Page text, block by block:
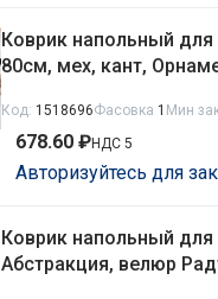
Коврик напольный для
80см, мех, кант,
Код: 1518696Фасовка 1 Мин
678.60 ₽НДС 5
Авторизуйтесь для
Коврик напольный для
Абстракция, велюр